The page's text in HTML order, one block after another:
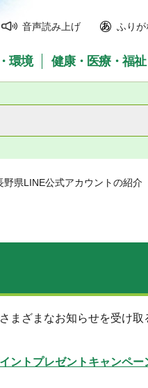
音声読み上げ ふりが
環境 健康・医療・福祉
野県LINE公式アカウントの紹介
まざまなお知らせを受け
ントプレゼントキャンペー